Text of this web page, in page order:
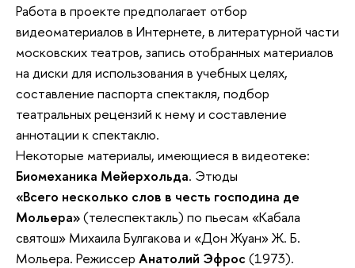
Работа в проекте предполагает отбор
видеоматериалов в Интернете, в литературной части
московских театров, запись отобранных материалов
на диски для использования в учебных целях,
составление паспорта спектакля, подбор
театральных рецензий к нему и составление
аннотации к спектаклю.
Некоторые материалы, имеющиеся в видеотеке:
Биомеханика Мейерхольда. Этюды
«Всего несколько слов в честь господина де
Мольера»(телеспектакль) по пьесам «Кабала
святош» Михаила Булгакова и «Дон Жуан» Ж. Б.
Мольера. Режиссер Анатолий Эфрос(1973).